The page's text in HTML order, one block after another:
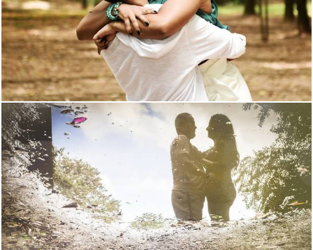
2339 0
2173 0